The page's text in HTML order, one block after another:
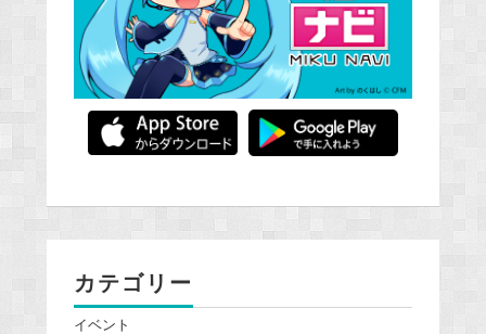
カテゴリー
イベント